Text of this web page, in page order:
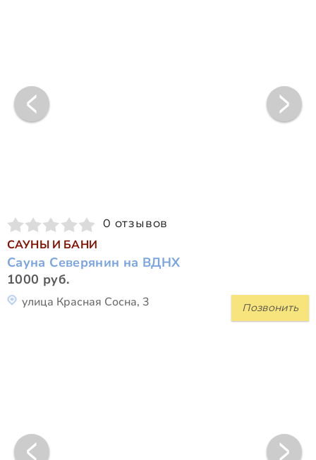
0 отзывов
САУНЫ И БАНИ
Сауна Северянин на ВДНХ
1000 руб.
Позвонить
улица Красная Сосна, 3